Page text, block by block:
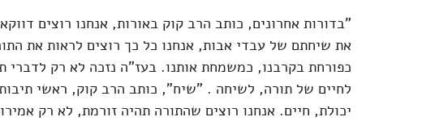
"בדורות אחרונים, כותב הרב קוק באורות, אנחנו רוצים דווקא
את שיחתם של עבדי אבות, אנחנו כל כך רוצים לראות את
כפורחת בקרבנו, כמשמחת אותנו. בעז"ה נזכה לא רק לדברי
לחיים של תורה, לשיחה . "שיח", כותב הרב קוק, ראשי
יכולת, חיים. אנחנו רוצים שהתורה תהיה זורמת, לא רק